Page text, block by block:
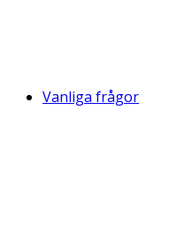
Vanliga frågor